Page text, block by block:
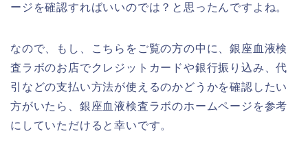
ージを確認すればいいのでは？と思ったんですよね。
なので、もし、こちらをご覧の方の中に、銀座血液検
査ラボのお店でクレジットカードや銀行振り込み、代
引などの支払い方法が使えるのかどうかを確認したい
方がいたら、銀座血液検査ラボのホームページを参考
にしていただけると幸いです。